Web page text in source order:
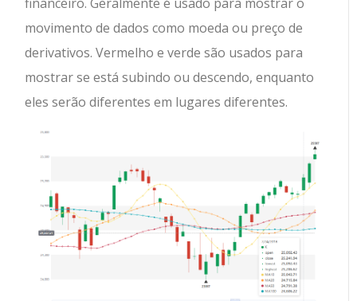
movimento de dados como moeda ou preço de
derivativos. Vermelho e verde são usados ​​para
mostrar se está subindo ou descendo, enquanto
eles serão diferentes em lugares diferentes.